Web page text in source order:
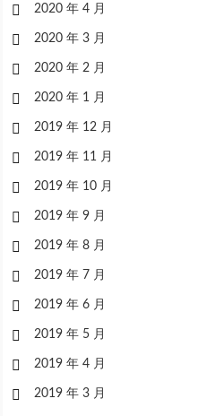
2020 年 4 月
2020 年 3 月
2020 年 2 月
2020 年 1 月
2019 年 12 月
2019 年 11 月
2019 年 10 月
2019 年 9 月
2019 年 8 月
2019 年 7 月
2019 年 6 月
2019 年 5 月
2019 年 4 月
2019 年 3 月